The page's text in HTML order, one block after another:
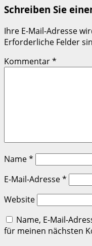
Schreiben Sie
Ihre E-Mail-Adresse
Erforderliche Felder
Kommentar*
Name*
E-Mail-Adresse*
Website
Name, E-Mail-
für meinen nächsten